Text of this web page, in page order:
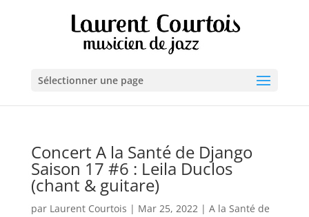
Sélectionner une page
Concert A la Santé de Django
Saison 17 #6 : Leila Duclos
(chant & guitare)
par Laurent Courtois | Mar 25, 2022| A la Santé de